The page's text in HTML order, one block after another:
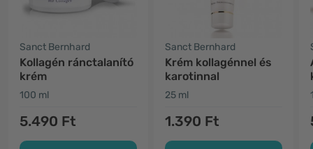
Sanct Bernhard
Kollagén ránctalanító
krém
100 ml
5.490 Ft
Sanct Bernhard
Krém kollagénnel és
karotinnal
25 ml
1.390 Ft